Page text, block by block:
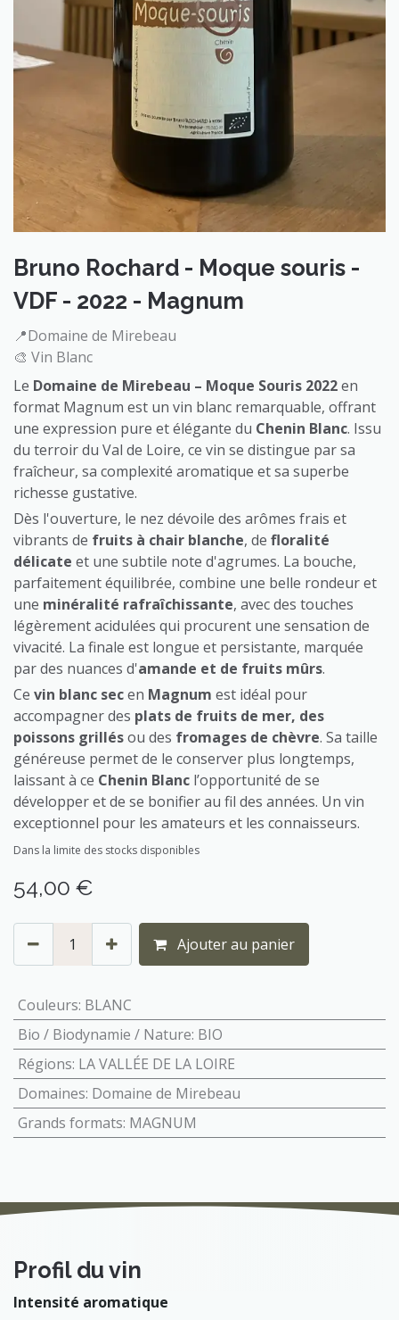
Bruno Rochard - Moque souris -
VDF - 2022 - Magnum
📍Domaine de Mirebeau
🎨 Vin Blanc
Le Domaine de Mirebeau – Moque Souris 2022en
format Magnum est un vin blanc remarquable, offrant
une expression pure et élégante du Chenin Blanc. Issu
du terroir du Val de Loire, ce vin se distingue par sa
fraîcheur, sa complexité aromatique et sa superbe
richesse gustative.
Dès l'ouverture, le nez dévoile des arômes frais et
vibrants de fruits à chair blanche, de floralité
délicate et une subtile note d'agrumes. La bouche,
parfaitement équilibrée, combine une belle rondeur et
une minéralité rafraîchissante, avec des touches
légèrement acidulées qui procurent une sensation de
vivacité. La finale est longue et persistante, marquée
par des nuances d'amande et de fruits mûrs.
Ce vin blanc secen Magnum est idéal pour
accompagner des plats de fruits de mer, des
poissons grillésou des fromages de chèvre. Sa taille
généreuse permet de le conserver plus longtemps,
laissant à ce Chenin Blanc l’opportunité de se
développer et de se bonifier au fil des années. Un vin
exceptionnel pour les amateurs et les connaisseurs.
Dans la limite des stocks disponibles
54,00 €
Ajouter au panier
Couleurs: BLANC
Bio / Biodynamie / Nature: BIO
Régions: LA VALLÉE DE LA LOIRE
Domaines: Domaine de Mirebeau
Grands formats: MAGNUM
Profil du vin
Intensité aromatique